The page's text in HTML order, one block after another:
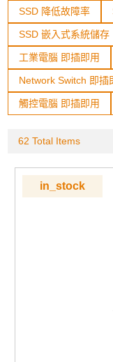
SSD 降低故障率
SSD 嵌入式系統儲存
工業電腦 即插即用
Network Switch 即插
觸控電腦 即插即用
62 Total Items
in_stock